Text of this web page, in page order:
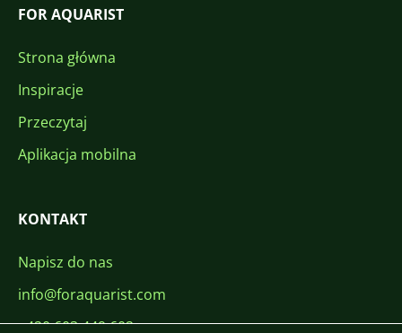
FOR AQUARIST
Strona główna
Inspiracje
Przeczytaj
Aplikacja mobilna
KONTAKT
Napisz do nas
info@foraquarist.com
+420 603 449 602